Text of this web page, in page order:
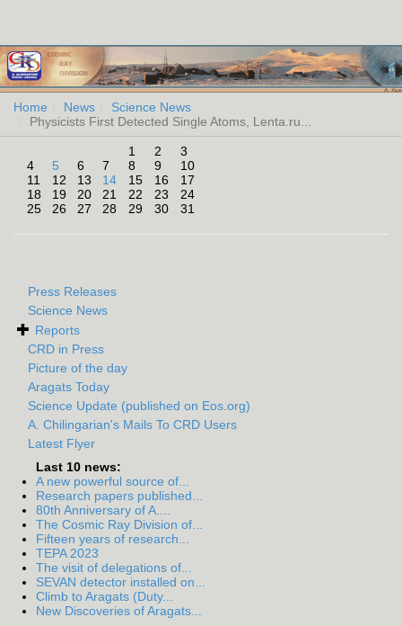
Home News
Science News
Physicists First Detected Single Atoms, Lenta.ru...
< <October 2009> >
1
2
3
4
5 6 7 8 9
10
11
12 13 14 15 16
17
18
19 20 21 22 23
24
25
26 27 28 29 30 31
Press Releases
Science News
Reports
CRD in Press
Picture of the day
Aragats Today
Science Update (published on Eos.org)
A. Chilingarian's Mails To CRD Users
Latest Flyer
Last 10 news:
A new powerful source of...
Research papers published...
80th Anniversary of A....
The Cosmic Ray Division of...
Fifteen years of research...
TEPA 2023
The visit of delegations of...
SEVAN detector installed on...
Climb to Aragats (Duty...
New Discoveries of Aragats...